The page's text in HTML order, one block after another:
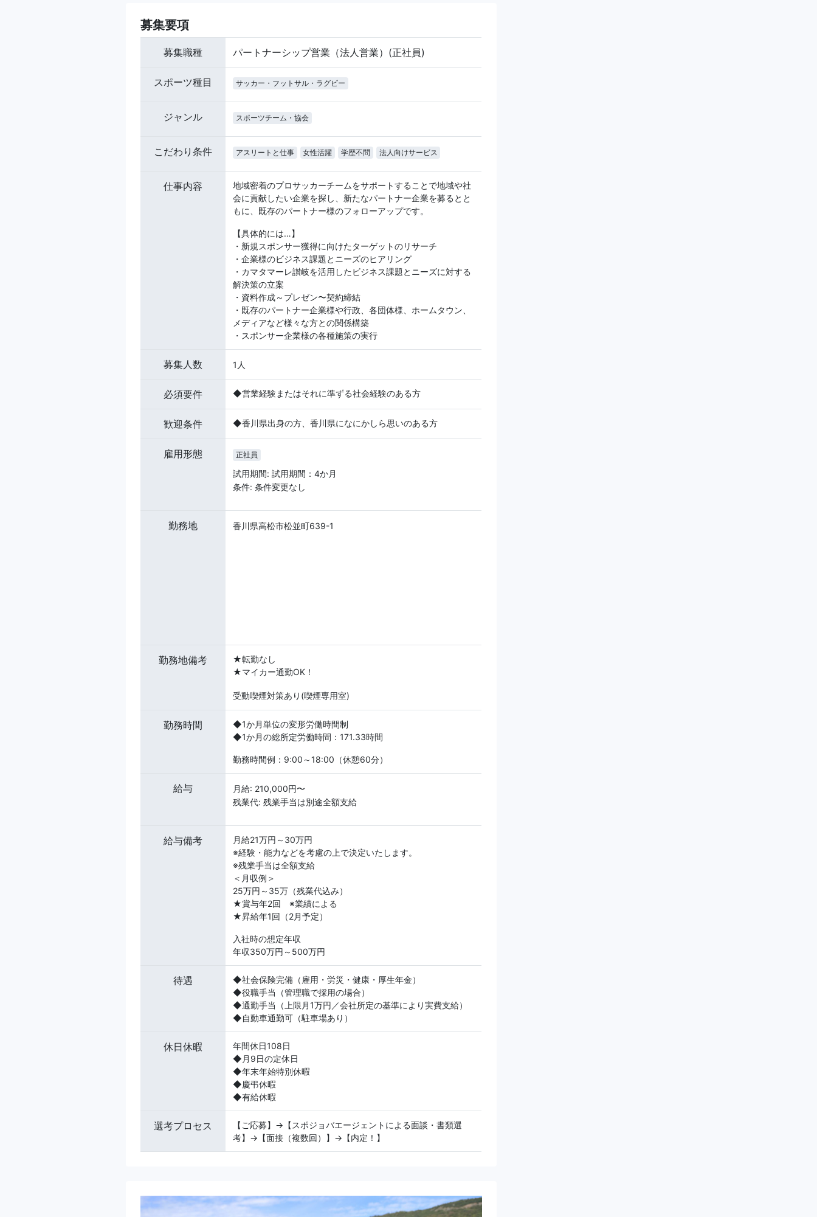
募集要項
募集職種 パートナーシップ営業（法人営業）(正社員)
スポーツ種目 サッカー・フットサル・ラグビー
ジャンル スポーツチーム・協会
こだわり条件 アスリートと仕事 女性活躍 学歴不問 法人向けサービス
仕事内容
地域密着のプロサッカーチームをサポートすることで地域や社
会に貢献したい企業を探し、新たなパートナー企業を募るとと
もに、既存のパートナー様のフォローアップです。
【具体的には…】
・新規スポンサー獲得に向けたターゲットのリサーチ
・企業様のビジネス課題とニーズのヒアリング
・カマタマーレ讃岐を活用したビジネス課題とニーズに対する
解決策の立案
・資料作成～プレゼン〜契約締結
・既存のパートナー企業様や行政、各団体様、ホームタウン、
メディアなど様々な方との関係構築
・スポンサー企業様の各種施策の実行
募集人数 1人
必須要件 ◆営業経験またはそれに準ずる社会経験のある方
歓迎条件 ◆香川県出身の方、香川県になにかしら思いのある方
雇用形態 正社員
試用期間: 試用期間：4か月
条件: 条件変更なし
勤務地 香川県高松市松並町639-1
勤務地備考
★転勤なし
★マイカー通勤OK！
受動喫煙対策あり(喫煙専用室)
勤務時間
◆1か月単位の変形労働時間制
◆1か月の総所定労働時間：171.33時間
勤務時間例：9:00～18:00（休憩60分）
給与
月給: 210,000円〜
残業代: 残業手当は別途全額支給
給与備考
月給21万円～30万円
※経験・能力などを考慮の上で決定いたします。
※残業手当は全額支給
＜月収例＞
25万円～35万（残業代込み）
★賞与年2回 ※業績による
★昇給年1回（2月予定）
入社時の想定年収
年収350万円～500万円
待遇
◆社会保険完備（雇用・労災・健康・厚生年金）
◆役職手当（管理職で採用の場合）
◆通勤手当（上限月1万円／会社所定の基準により実費支給）
◆自動車通勤可（駐車場あり）
休日休暇
年間休日108日
◆月9日の定休日
◆年末年始特別休暇
◆慶弔休暇
◆有給休暇
選考プロセス
【ご応募】→【スポジョバエージェントによる面談・書類選
考】→【面接（複数回）】→【内定！】